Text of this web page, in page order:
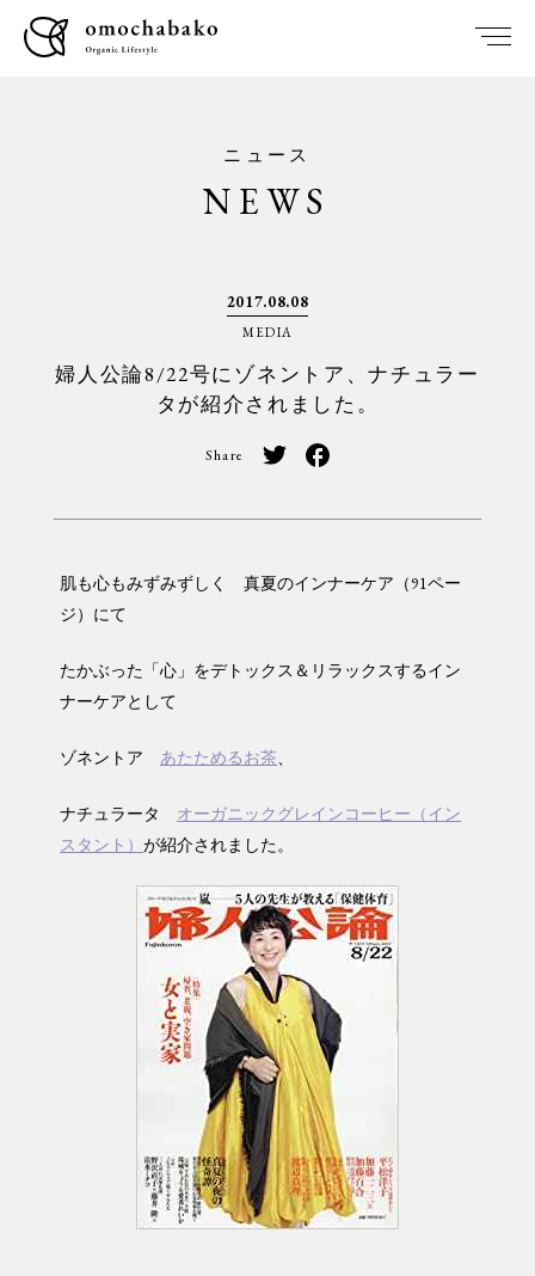
ニュース
NEWS
2017.08.08
MEDIA
婦人公論8/22号にゾネントア、ナチュラー
タが紹介されました。
Share
肌も心もみずみずしく 真夏のインナーケア（91ペー
ジ）にて
たかぶった「心」をデトックス＆リラックスするイン
ナーケアとして
ゾネントア あたためるお茶、
ナチュラータ オーガニックグレインコーヒー（イン
スタント） が紹介されました。